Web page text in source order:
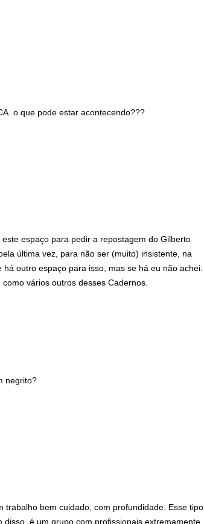
o que pode estar acontecendo???
espaço para pedir a repostagem do Gilberto
última vez, para não ser (muito) insistente, na
outro espaço para isso, mas se há eu não achei.
vários outros desses Cadernos.
negrito?
trabalho bem cuidado, com profundidade. Esse tipo
é um grupo com profissionais extremamente